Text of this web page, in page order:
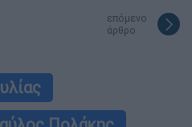
επόμενο
άρθρο